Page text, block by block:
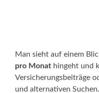
Man sieht auf einem
pro Monat hingeht und
Versicherungsbeiträge
und alternativen Suchen.